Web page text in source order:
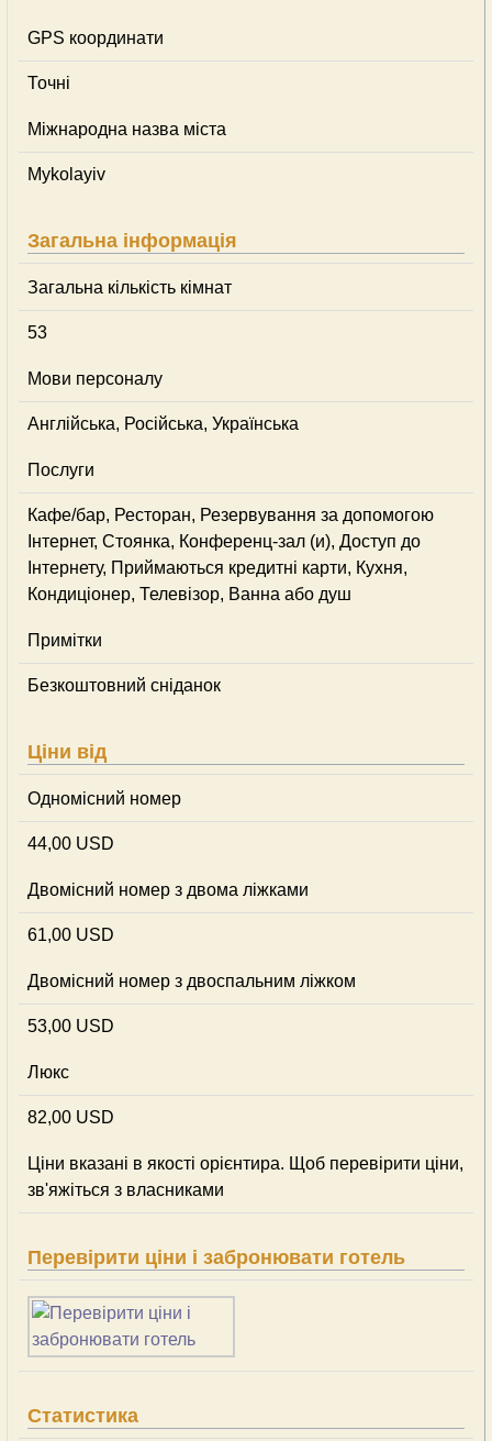
GPS координати
Точні
Міжнародна назва міста
Mykolayiv
Загальна інформація
Загальна кількість кімнат
53
Мови персоналу
Англійська, Російська, Українська
Послуги
Кафе/бар, Ресторан, Резервування за допомогою
Інтернет, Стоянка, Конференц-зал (и), Доступ до
Інтернету, Приймаються кредитні карти, Кухня,
Кондиціонер, Телевізор, Ванна або душ
Примітки
Безкоштовний сніданок
Ціни від
Одномісний номер
44,00 USD
Двомісний номер з двома ліжками
61,00 USD
Двомісний номер з двоспальним ліжком
53,00 USD
Люкс
82,00 USD
Ціни вказані в якості орієнтира. Щоб перевірити ціни,
зв'яжіться з власниками
Перевірити ціни і забронювати готель
Статистика